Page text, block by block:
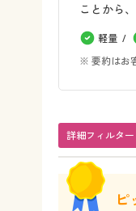
ことから
軽量
※ 要約はお
詳細フィルター
ピ